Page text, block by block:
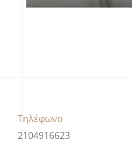
Τηλέφωνο
2104916623